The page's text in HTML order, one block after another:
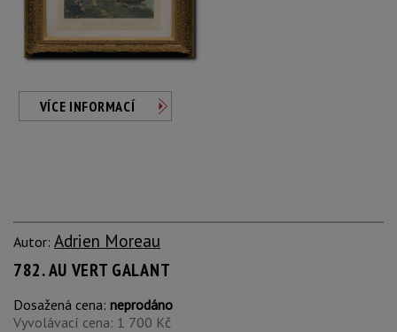
VÍCE INFORMACÍ
Autor: Adrien Moreau
782. AU VERT GALANT
Dosažená cena: neprodáno
Vyvolávací cena: 1 700 Kč